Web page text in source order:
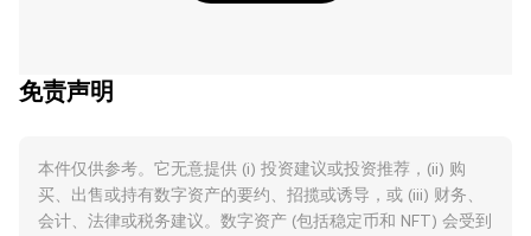
免责声明
本件仅供参考。它无意提供 (i) 投资建议或投资推荐，(ii) 购
买、出售或持有数字资产的要约、招揽或诱导，或 (iii) 财务、
会计、法律或税务建议。数字资产 (包括稳定币和 NFT) 会受到